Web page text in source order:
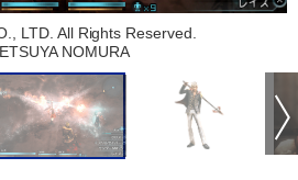
LTD. All Rights Reserved.
NOMURA